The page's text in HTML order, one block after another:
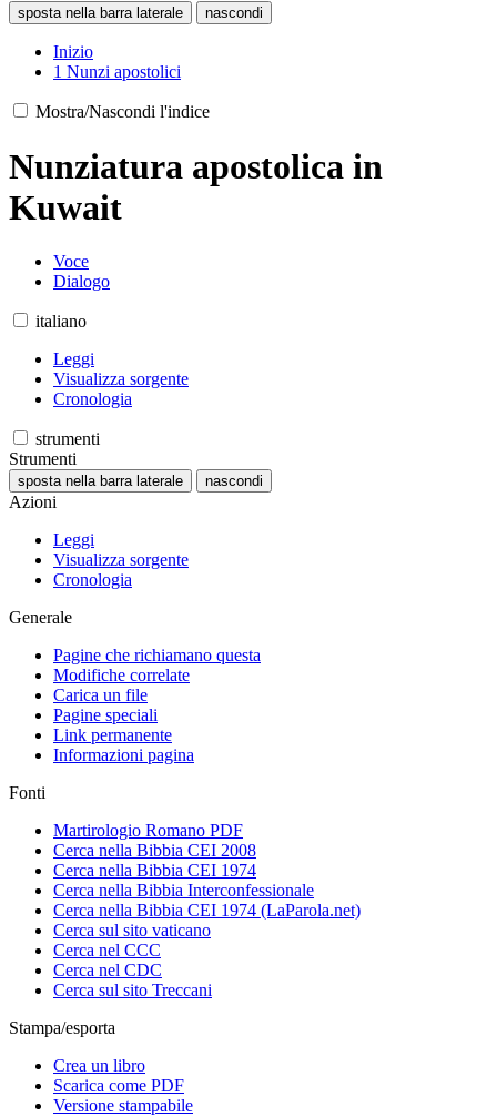
sposta nella barra laterale nascondi
Inizio
1 Nunzi apostolici
Mostra/Nascondi l'indice
Nunziatura apostolica in
Kuwait
Voce
Dialogo
italiano
Leggi
Visualizza sorgente
Cronologia
strumenti
Strumenti
sposta nella barra laterale nascondi
Azioni
Leggi
Visualizza sorgente
Cronologia
Generale
Pagine che richiamano questa
Modifiche correlate
Carica un file
Pagine speciali
Link permanente
Informazioni pagina
Fonti
Martirologio Romano PDF
Cerca nella Bibbia CEI 2008
Cerca nella Bibbia CEI 1974
Cerca nella Bibbia Interconfessionale
Cerca nella Bibbia CEI 1974 (LaParola.net)
Cerca sul sito vaticano
Cerca nel CCC
Cerca nel CDC
Cerca sul sito Treccani
Stampa/esporta
Crea un libro
Scarica come PDF
Versione stampabile